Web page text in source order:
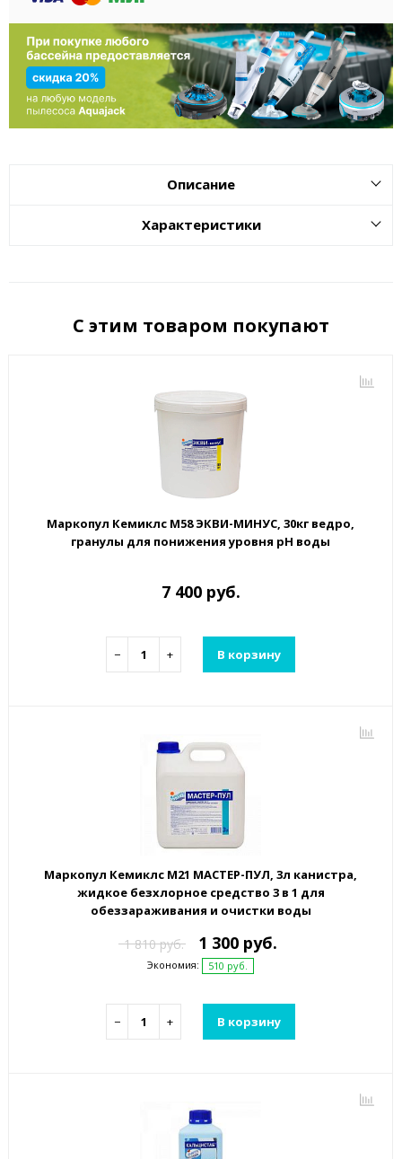
Описание
Характеристики
С этим товаром покупают
Маркопул Кемиклс М58 ЭКВИ-МИНУС, 30кг ведро,
гранулы для понижения уровня рН воды
7 400 руб.
− + В корзину
Маркопул Кемиклс М21 МАСТЕР-ПУЛ, 3л канистра,
жидкое безхлорное средство 3 в 1 для
обеззараживания и очистки воды
1 810 руб. 1 300 руб.
Экономия: 510 руб.
− + В корзину